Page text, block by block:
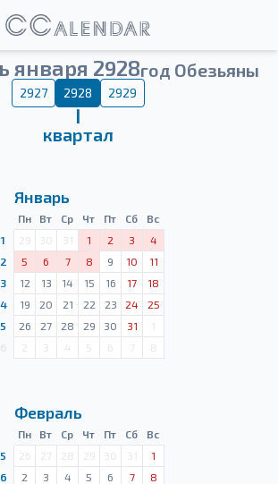
января 2928год Обезьяны
2927 2928 2929
Ⅰ
квартал
Январь
Пн Вт Ср Чт Пт Сб
Вс
1
29 30 31 1 2 3
4
2
5 6 7 8 9 10
11
3
12 13 14 15 16 17
18
4
19 20 21 22 23 24
25
5
26 27 28 29 30 31
1
2 3 4 5 6 7 8
Февраль
Пн Вт Ср Чт Пт Сб
Вс
5
26 27 28 29 30 31
1
6
2 3 4 5 6 7
8